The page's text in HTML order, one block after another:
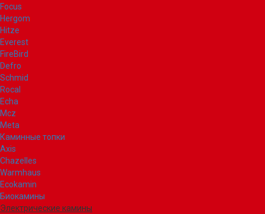
Focus
Hergom
Hitze
Everest
FireBird
Defro
Schmid
Rocal
Echa
Mcz
Meta
Каминные топки
Axis
Chazelles
Warmhaus
Ecokamin
Биокамины
Электрические камины